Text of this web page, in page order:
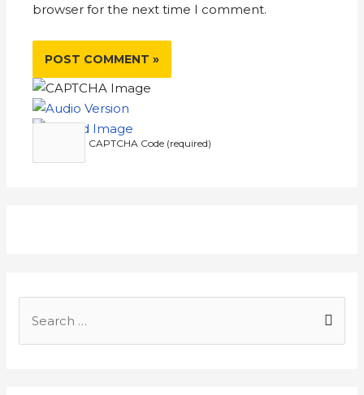
browser for the next time I comment.
CAPTCHA Code (required)